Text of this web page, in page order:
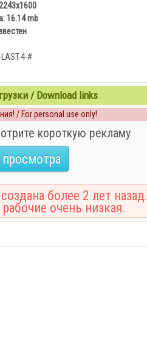
16.14 mb
4-#
/ Download links
/ For personal use only!
короткую рекламу
более 2 лет назад.
очень низкая.